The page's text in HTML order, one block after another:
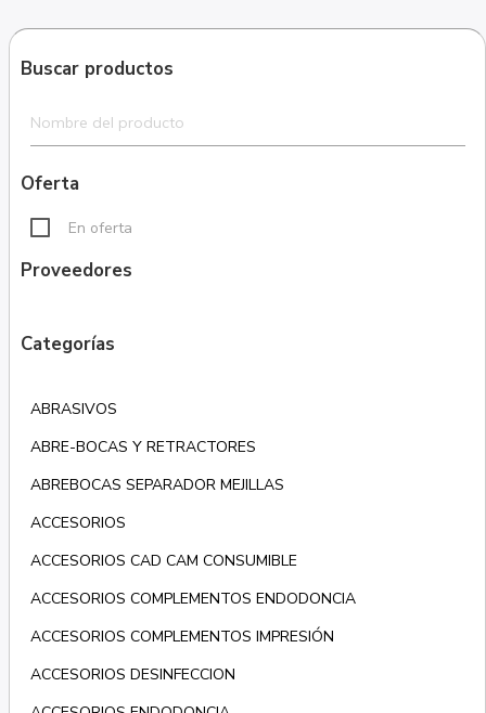
Buscar productos
Oferta
En oferta
Proveedores
Categorías
ABRASIVOS
ABRE-BOCAS Y RETRACTORES
ABREBOCAS SEPARADOR MEJILLAS
ACCESORIOS
ACCESORIOS CAD CAM CONSUMIBLE
ACCESORIOS COMPLEMENTOS ENDODONCIA
ACCESORIOS COMPLEMENTOS IMPRESIÓN
ACCESORIOS DESINFECCION